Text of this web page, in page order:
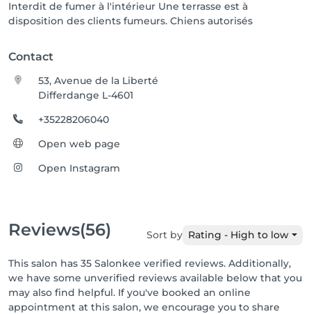
Interdit de fumer à l'intérieur Une terrasse est à
disposition des clients fumeurs. Chiens autorisés
Contact
53, Avenue de la Liberté
Differdange L-4601
+35228206040
Open web page
Open Instagram
Reviews(56) Sort by Rating - High to low
This salon has 35 Salonkee verified reviews. Additionally,
we have some unverified reviews available below that you
may also find helpful. If you've booked an online
appointment at this salon, we encourage you to share